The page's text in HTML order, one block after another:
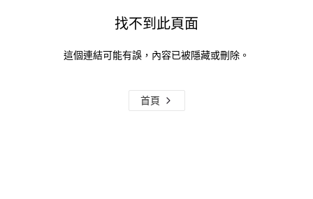
找不到此頁面
這個連結可能有誤，內容已被隱藏或刪除。
首頁